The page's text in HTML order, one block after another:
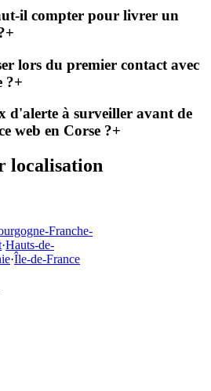
il compter pour livrer un
+
lors du premier contact avec
?+
d'alerte à surveiller avant de
web en Corse ?+
localisation
Franche-
·Hauts-de-
·Île-de-France